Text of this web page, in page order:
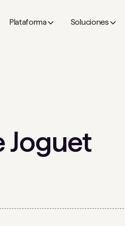
Plataforma Soluciones
Joguet